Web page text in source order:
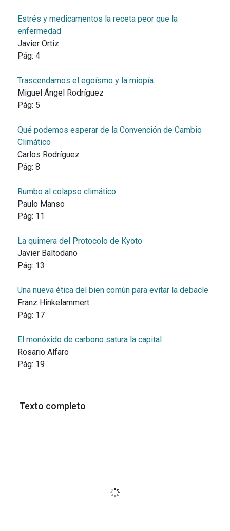
Estrés y medicamentos la receta peor que la
enfermedad
Javier Ortiz
Pág: 4
Trascendamos el egoísmo y la miopía.
Miguel Ángel Rodríguez
Pág: 5
Qué podemos esperar de la Convención de Cambio
Climático
Carlos Rodríguez
Pág: 8
Rumbo al colapso climático
Paulo Manso
Pág: 11
La quimera del Protocolo de Kyoto
Javier Baltodano
Pág: 13
Una nueva ética del bien común para evitar la debacle
Franz Hinkelammert
Pág: 17
El monóxido de carbono satura la capital
Rosario Alfaro
Pág: 19
Texto completo